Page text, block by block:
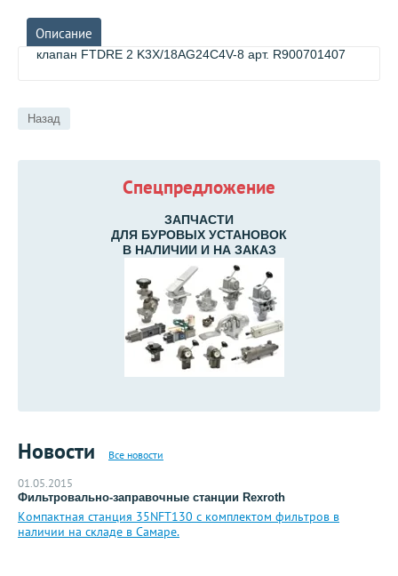
Спецпредложение
ЗАПЧАСТИ
ДЛЯ БУРОВЫХ УСТАНОВОК
В НАЛИЧИИ И НА ЗАКАЗ
Новости Все новости
01.05.2015
Фильтровально-заправочные станции Rexroth
Компактная станция 35NFT130 с комплектом фильтров в
наличии на складе в Самаре.
Описание
клапан FTDRE 2 K3X/18AG24C4V-8 арт. R900701407
Назад